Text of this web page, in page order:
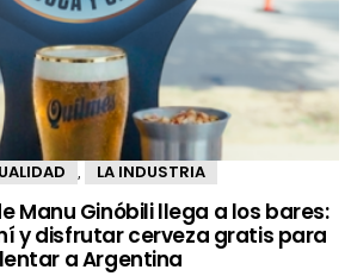
LA INDUSTRIA
Manu Ginóbili llega a los bares:
y disfrutar cerveza gratis para
a Argentina